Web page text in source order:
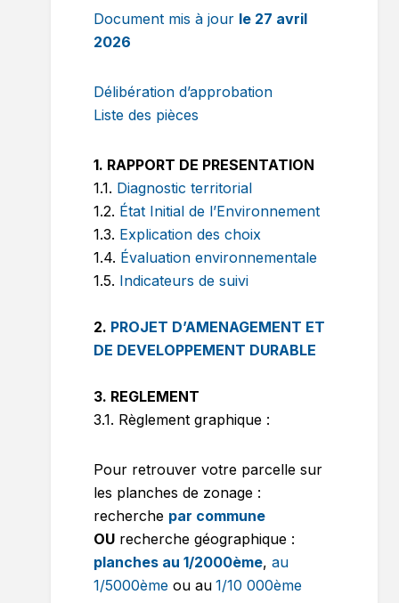
Document mis à jour le 27 avril
2026
Délibération d’approbation
Liste des pièces
1. RAPPORT DE PRESENTATION
1.1. Diagnostic territorial
1.2. État Initial de l’Environnement
1.3. Explication des choix
1.4. Évaluation environnementale
1.5. Indicateurs de suivi
2. PROJET D’AMENAGEMENT ET
DE DEVELOPPEMENT DURABLE
3. REGLEMENT
3.1. Règlement graphique :
Pour retrouver votre parcelle sur
les planches de zonage :
recherche par commune
OU recherche géographique :
planches au 1/2000ème, au
1/5000ème ou au 1/10 000ème